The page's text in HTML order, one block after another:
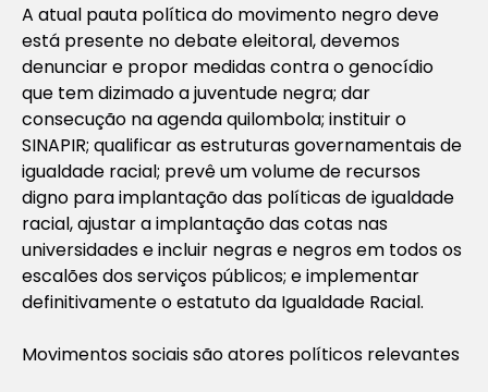
A atual pauta política do movimento negro deve
está presente no debate eleitoral, devemos
denunciar e propor medidas contra o genocídio
que tem dizimado a juventude negra; dar
consecução na agenda quilombola; instituir o
SINAPIR; qualificar as estruturas governamentais de
igualdade racial; prevê um volume de recursos
digno para implantação das políticas de igualdade
racial, ajustar a implantação das cotas nas
universidades e incluir negras e negros em todos os
escalões dos serviços públicos; e implementar
definitivamente o estatuto da Igualdade Racial.
Movimentos sociais são atores políticos relevantes